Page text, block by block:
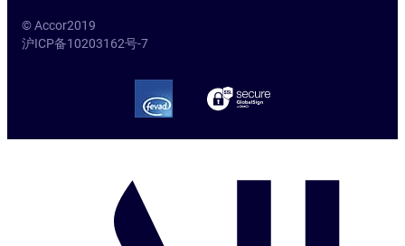
© Accor2019
沪ICP备10203162号-7
SSL
Secure